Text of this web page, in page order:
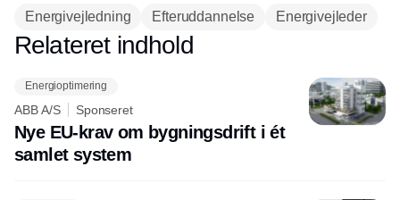
Energivejledning
Efteruddannelse Energivejleder
Annonce
Relateret indhold
Energioptimering
ABB A/S Sponseret
Nye EU-krav om bygningsdrift i ét
samlet system